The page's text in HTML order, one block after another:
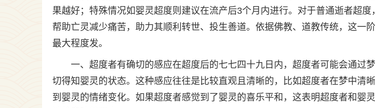
果越好；特殊情况如婴灵超度则建议在流产后3个月内进行。对于普通逝者超
帮助亡灵减少痛苦，助力其顺利转世、投生善道。依据佛教、道教传统，这一
最大程度发。
一、超度者有确切的感应在超度后的七七四十九日内，超度者可能会通过
切得知婴灵的状态。这种感应往往是比较直观且清晰的，比如超度者在梦中清
到婴灵的情绪变化。如果超度者感觉到了婴灵的喜乐平和，这表明超度者和婴